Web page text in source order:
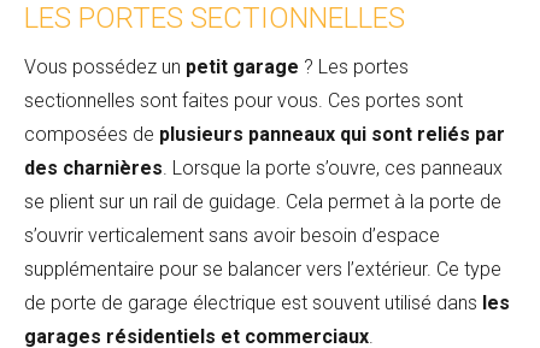
LES PORTES SECTIONNELLES
Vous possédez un petit garage ? Les portes
sectionnelles sont faites pour vous. Ces portes sont
composées de plusieurs panneaux qui sont reliés par
des charnières. Lorsque la porte s’ouvre, ces panneaux
se plient sur un rail de guidage. Cela permet à la porte de
s’ouvrir verticalement sans avoir besoin d’espace
supplémentaire pour se balancer vers l’extérieur. Ce type
de porte de garage électrique est souvent utilisé dans les
garages résidentiels et commerciaux.